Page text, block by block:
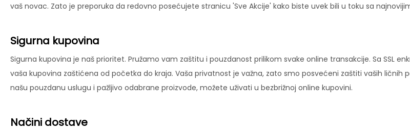
vaš novac. Zato je preporuka da redovno posećujete stranicu 'Sve Akcije' kako biste uvek bili u toku sa
Sigurna kupovina
Sigurna kupovina je naš prioritet. Pružamo vam zaštitu i pouzdanost prilikom svake online transakcije. Sa SSL
vaša kupovina zaštićena od početka do kraja. Vaša privatnost je važna, zato smo posvećeni zaštiti vaših
našu pouzdanu uslugu i pažljivo odabrane proizvode, možete uživati u bezbrižnoj online kupovini.
Načini dostave